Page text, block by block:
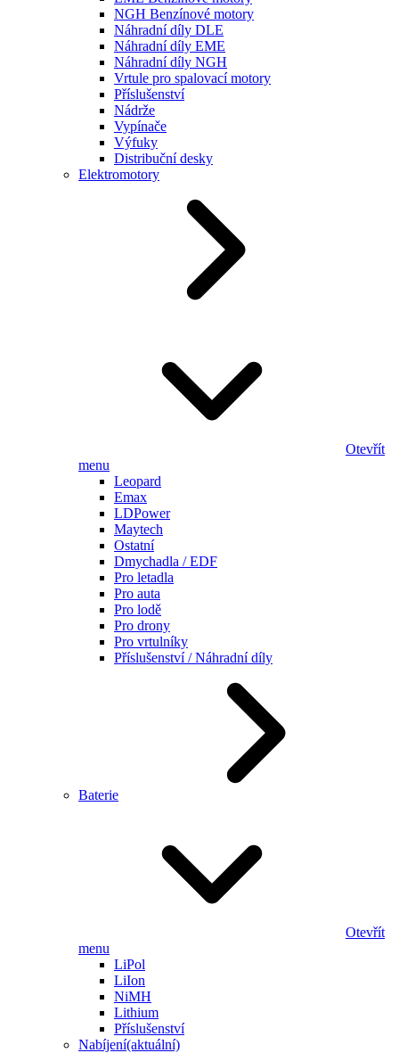
NGH Benzínové motory
Náhradní díly DLE
Náhradní díly EME
Náhradní díly NGH
Vrtule pro spalovací motory
Příslušenství
Nádrže
Vypínače
Výfuky
Distribuční desky
Elektromotory
Otevřít
menu
Leopard
Emax
LDPower
Maytech
Ostatní
Dmychadla / EDF
Pro letadla
Pro auta
Pro lodě
Pro drony
Pro vrtulníky
Příslušenství / Náhradní díly
Baterie
Otevřít
menu
LiPol
LiIon
NiMH
Lithium
Příslušenství
Nabíjení(aktuální)